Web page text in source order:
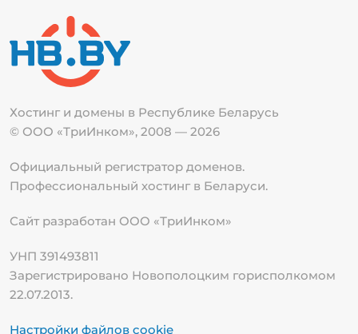
Хостинг и домены в Республике Беларусь
© ООО «ТриИнком», 2008 — 2026
Официальный регистратор доменов.
Профессиональный хостинг в Беларуси.
Сайт разработан ООО «ТриИнком»
УНП 391493811
Зарегистрировано Новополоцким горисполкомом
22.07.2013.
Настройки файлов cookie